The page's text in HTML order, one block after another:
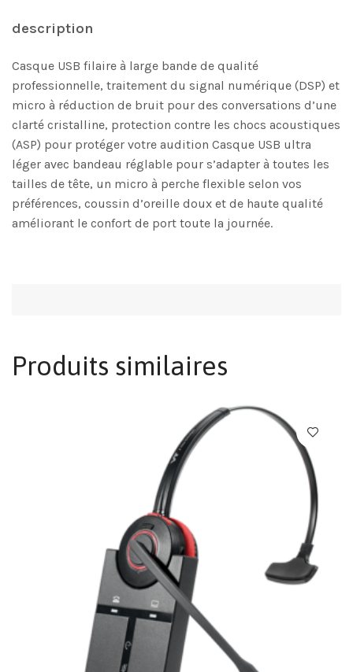
description
Casque USB filaire à large bande de qualité
professionnelle, traitement du signal numérique (DSP) et
micro à réduction de bruit pour des conversations d’une
clarté cristalline, protection contre les chocs acoustiques
(ASP) pour protéger votre audition Casque USB ultra
léger avec bandeau réglable pour s’adapter à toutes les
tailles de tête, un micro à perche flexible selon vos
préférences, coussin d’oreille doux et de haute qualité
améliorant le confort de port toute la journée.
Produits similaires